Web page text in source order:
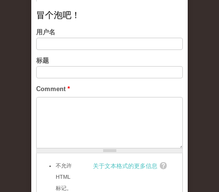
冒个泡吧！
用户名
标题
Comment *
关于文本格式的更多信息
不允许
HTML
标记。